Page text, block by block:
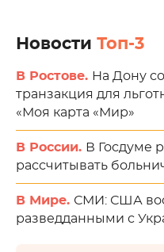
Новости Топ-3
В Ростове. На Дону
транзакция для
«Моя карта «Мир»
В России. В Госдуме
рассчитывать
В Мире. СМИ: США
разведданными с